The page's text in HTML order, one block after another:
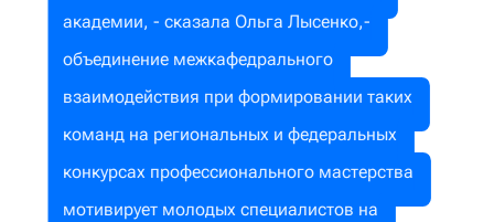
академии, - сказала Ольга Лысенко,-
объединение межкафедрального
взаимодействия при формировании таких
команд на региональных и федеральных
конкурсах профессионального мастерства
мотивирует молодых специалистов на